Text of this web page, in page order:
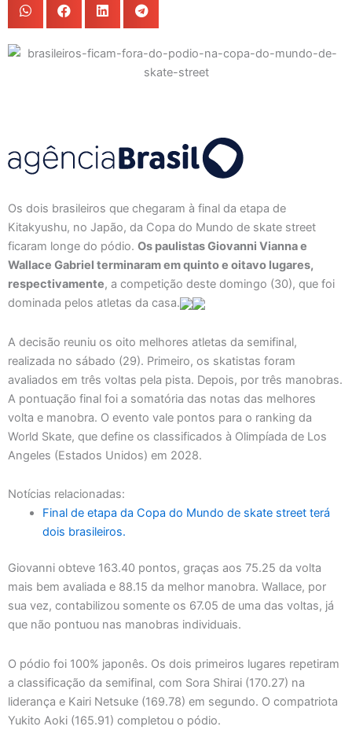
Os dois brasileiros que chegaram à final da etapa de
Kitakyushu, no Japão, da Copa do Mundo de skate street
ficaram longe do pódio. Os paulistas Giovanni Vianna e
Wallace Gabriel terminaram em quinto e oitavo lugares,
respectivamente, a competição deste domingo (30), que foi
dominada pelos atletas da casa.
A decisão reuniu os oito melhores atletas da semifinal,
realizada no sábado (29). Primeiro, os skatistas foram
avaliados em três voltas pela pista. Depois, por três manobras.
A pontuação final foi a somatória das notas das melhores
volta e manobra. O evento vale pontos para o ranking da
World Skate, que define os classificados à Olimpíada de Los
Angeles (Estados Unidos) em 2028.
Notícias relacionadas:
Final de etapa da Copa do Mundo de skate street terá
dois brasileiros.
Giovanni obteve 163.40 pontos, graças aos 75.25 da volta
mais bem avaliada e 88.15 da melhor manobra. Wallace, por
sua vez, contabilizou somente os 67.05 de uma das voltas, já
que não pontuou nas manobras individuais.
O pódio foi 100% japonês. Os dois primeiros lugares repetiram
a classificação da semifinal, com Sora Shirai (170.27) na
liderança e Kairi Netsuke (169.78) em segundo. O compatriota
Yukito Aoki (165.91) completou o pódio.